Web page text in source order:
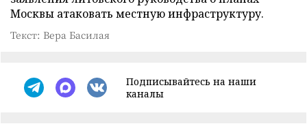
Москвы атаковать местную инфраструктуру.
Текст: Вера Басилая
Подписывайтесь на наши
каналы